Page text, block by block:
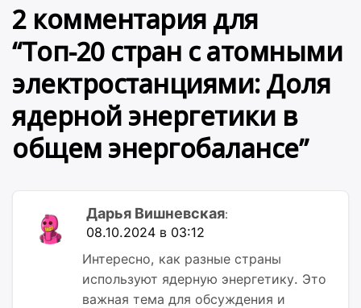
2 комментария для
“Топ-20 стран с атомными
электростанциями: Доля
ядерной энергетики в
общем энергобалансе”
Дарья Вишневская:
08.10.2024 в 03:12
Интересно, как разные страны
используют ядерную энергетику. Это
важная тема для обсуждения и